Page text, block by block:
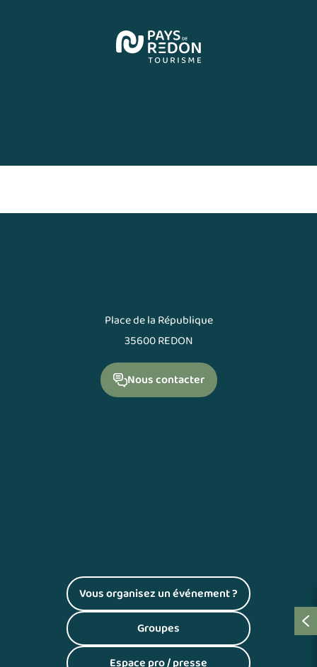
Place de la République
35600 REDON
Nous contacter
Vous organisez un événement ?
(S'ouvre dans un nouvel onglet)
Groupes(S'ouvre dans un nouvel onglet)